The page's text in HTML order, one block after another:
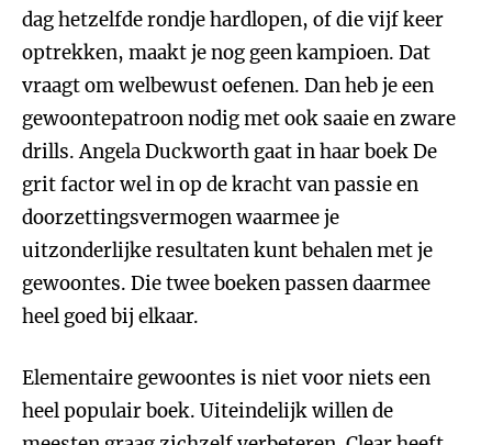
dag hetzelfde rondje hardlopen, of die vijf keer
optrekken, maakt je nog geen kampioen. Dat
vraagt om welbewust oefenen. Dan heb je een
gewoontepatroon nodig met ook saaie en zware
drills. Angela Duckworth gaat in haar boek De
grit factor wel in op de kracht van passie en
doorzettingsvermogen waarmee je
uitzonderlijke resultaten kunt behalen met je
gewoontes. Die twee boeken passen daarmee
heel goed bij elkaar.
Elementaire gewoontes is niet voor niets een
heel populair boek. Uiteindelijk willen de